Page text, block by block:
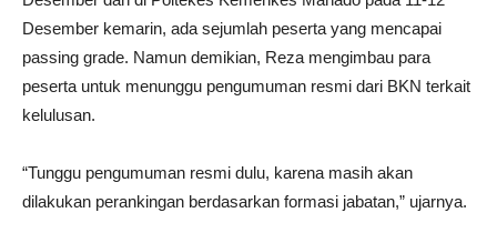
Desember kemarin, ada sejumlah peserta yang mencapai
passing grade. Namun demikian, Reza mengimbau para
peserta untuk menunggu pengumuman resmi dari BKN terkait
kelulusan.
“Tunggu pengumuman resmi dulu, karena masih akan
dilakukan perankingan berdasarkan formasi jabatan,” ujarnya.